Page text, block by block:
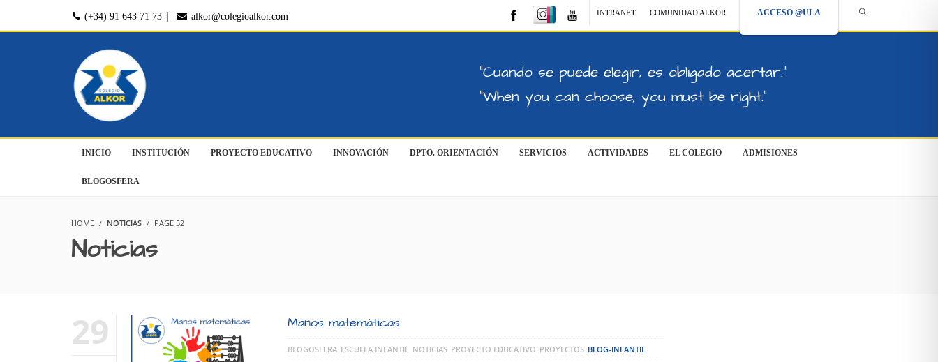
(+34) 91 643 71 73 | alkor@colegioalkor.com INTRANET COMUNIDAD ALKOR ACCESO @ULA
"Cuando se puede elegir, es obligado acertar."
"When you can choose, you must be right."
INICIO INSTITUCIÓN PROYECTO EDUCATIVO INNOVACIÓN DPTO. ORIENTACIÓN SERVICIOS ACTIVIDADES EL COLEGIO ADMISIONES
BLOGOSFERA
HOME NOTICIAS PAGE 52
Noticias
29 Manos matemáticas
BLOGOSFERA ESCUELA INFANTIL NOTICIAS PROYECTO EDUCATIVO PROYECTOS BLOG-INFANTIL